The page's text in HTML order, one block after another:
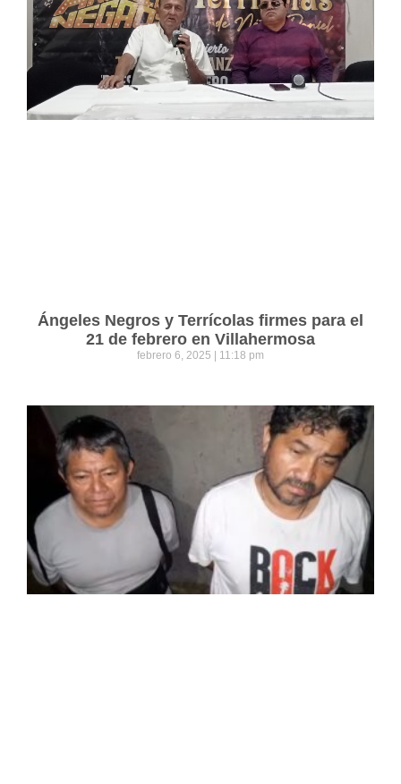
Ángeles Negros y Terrícolas firmes para el
21 de febrero en Villahermosa
febrero 6, 2025 11:18 pm